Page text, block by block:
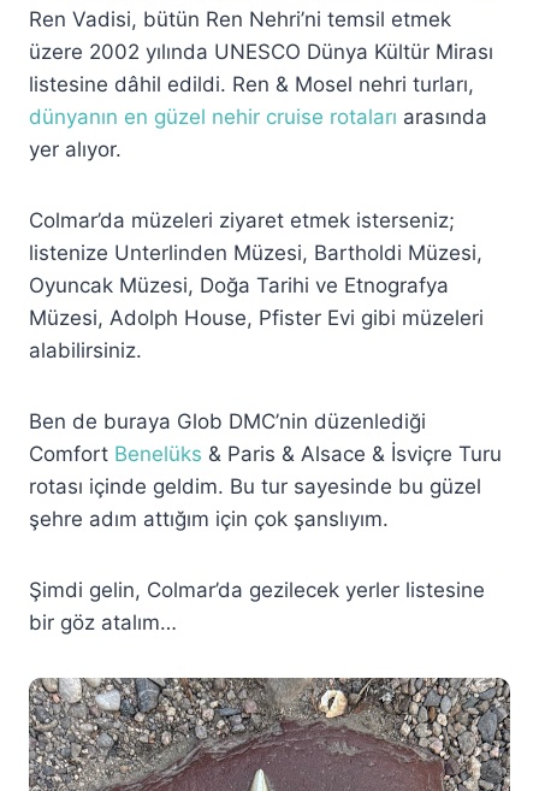
Ren Vadisi, bütün Ren Nehri’ni temsil etmek
üzere 2002 yılında UNESCO Dünya Kültür Mirası
listesine dâhil edildi. Ren & Mosel nehri turları,
dünyanın en güzel nehir cruise rotaları arasında
yer alıyor.
Colmar’da müzeleri ziyaret etmek isterseniz;
listenize Unterlinden Müzesi, Bartholdi Müzesi,
Oyuncak Müzesi, Doğa Tarihi ve Etnografya
Müzesi, Adolph House, Pfister Evi gibi müzeleri
alabilirsiniz.
Ben de buraya Glob DMC’nin düzenlediği
Comfort Benelüks & Paris & Alsace & İsviçre Turu
rotası içinde geldim. Bu tur sayesinde bu güzel
şehre adım attığım için çok şanslıyım.
Şimdi gelin, Colmar’da gezilecek yerler listesine
bir göz atalım…